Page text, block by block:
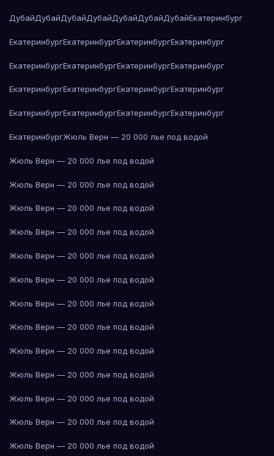
ДубайДубайДубайДубайДубайДубайДубайЕкатеринбург
ЕкатеринбургЕкатеринбургЕкатеринбургЕкатеринбург
ЕкатеринбургЕкатеринбургЕкатеринбургЕкатеринбург
ЕкатеринбургЕкатеринбургЕкатеринбургЕкатеринбург
ЕкатеринбургЕкатеринбургЕкатеринбургЕкатеринбург
ЕкатеринбургЖюль Верн — 20 000 лье под водой
Жюль Верн — 20 000 лье под водой
Жюль Верн — 20 000 лье под водой
Жюль Верн — 20 000 лье под водой
Жюль Верн — 20 000 лье под водой
Жюль Верн — 20 000 лье под водой
Жюль Верн — 20 000 лье под водой
Жюль Верн — 20 000 лье под водой
Жюль Верн — 20 000 лье под водой
Жюль Верн — 20 000 лье под водой
Жюль Верн — 20 000 лье под водой
Жюль Верн — 20 000 лье под водой
Жюль Верн — 20 000 лье под водой
Жюль Верн — 20 000 лье под водой